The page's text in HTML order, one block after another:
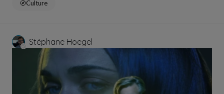
Culture
Stéphane Hoegel